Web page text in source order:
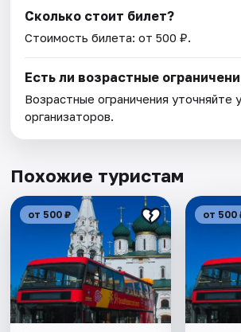
Сколько стоит билет?
Стоимость билета: от 500 ₽.
Есть ли возрастные
Возрастные ограничения уточняйте
организаторов.
Похожие туристам
от 500 ₽ от 500